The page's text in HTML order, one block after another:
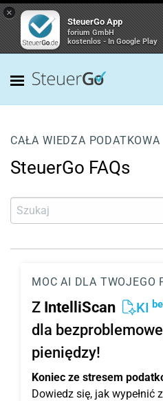
×
SteuerGo App
forium GmbH
kostenlos - In Google Play
CAŁA WIEDZA PODATKOWA
SteuerGo FAQs
MOC AI DLA TWOJEGO
Z IntelliScan KI
dla
pieniędzy!
Koniec ze stresem
Dowiedz się, jak wypełnić